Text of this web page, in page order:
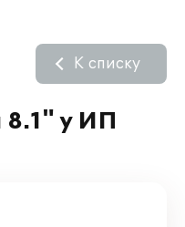
8.1" у ИП
К списку